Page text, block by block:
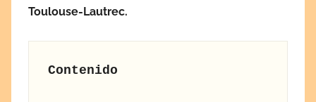
Toulouse-Lautrec.
Contenido